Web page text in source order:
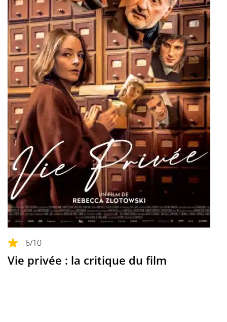
6/10
Vie privée : la critique du film